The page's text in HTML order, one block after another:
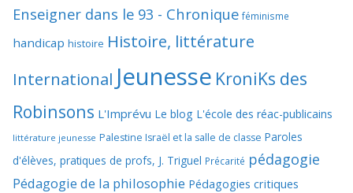
Enseigner dans le 93 - Chronique féminisme
handicap histoire Histoire, littérature
International Jeunesse KroniKs des
Robinsons L'Imprévu Le blog L'école des réac-publicains
littérature jeunesse Palestine Israël et la salle de classe Paroles
d'élèves, pratiques de profs, J. Triguel Précarité pédagogie
Pédagogie de la philosophie Pédagogies critiques